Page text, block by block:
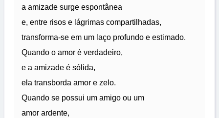
a amizade surge espontânea
e, entre risos e lágrimas compartilhadas,
transforma-se em um laço profundo e estimado.
Quando o amor é verdadeiro,
e a amizade é sólida,
ela transborda amor e zelo.
Quando se possui um amigo ou um
amor ardente,